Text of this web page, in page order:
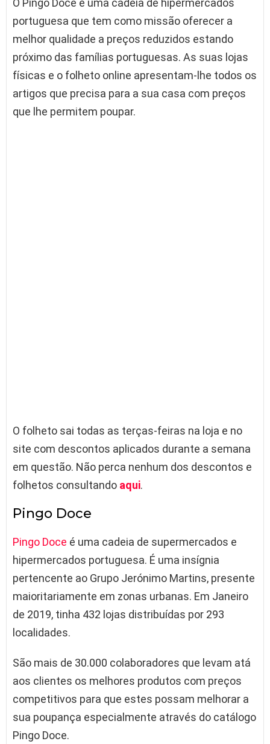
O Pingo Doce é uma cadeia de hipermercados
portuguesa que tem como missão oferecer a
melhor qualidade a preços reduzidos estando
próximo das famílias portuguesas. As suas lojas
físicas e o folheto online apresentam-lhe todos os
artigos que precisa para a sua casa com preços
que lhe permitem poupar.
O folheto sai todas as terças-feiras na loja e no
site com descontos aplicados durante a semana
em questão. Não perca nenhum dos descontos e
folhetos consultando aqui.
Pingo Doce
Pingo Doce é uma cadeia de supermercados e
hipermercados portuguesa. É uma insígnia
pertencente ao Grupo Jerónimo Martins, presente
maioritariamente em zonas urbanas. Em Janeiro
de 2019, tinha 432 lojas distribuídas por 293
localidades.
São mais de 30.000 colaboradores que levam atá
aos clientes os melhores produtos com preços
competitivos para que estes possam melhorar a
sua poupança especialmente através do catálogo
Pingo Doce.